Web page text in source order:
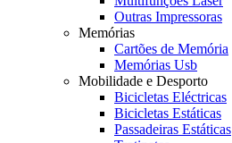
Outras Impressoras
Memórias
Cartões de Memória
Memórias Usb
Mobilidade e Desporto
Bicicletas Eléctricas
Bicicletas Estáticas
Passadeiras Estáticas